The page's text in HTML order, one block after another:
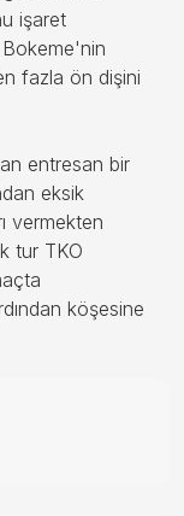
işaret
fazla ön dişini
entresan bir
eksik
vermekten
tur TKO
köşesine